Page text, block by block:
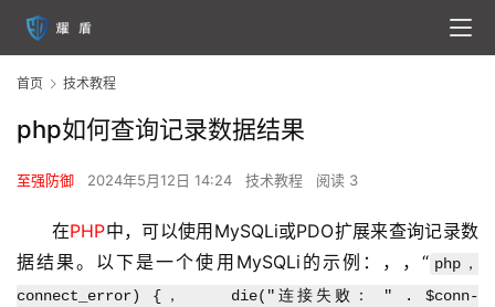
首页 技术教程
php如何查询记录数据结果
至强防御 2024年5月12日 14:24 技术教程 阅读 3
在PHP中，可以使用MySQLi或PDO扩展来查询记录数
据结果。以下是一个使用MySQLi的示例：，，“ php，
connect_error) {，    die("连接失败： " . $conn-